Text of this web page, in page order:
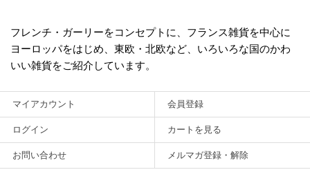
フレンチ・ガーリーをコンセプトに、フランス雑貨を中心に
ヨーロッパをはじめ、東欧・北欧など、いろいろな国のかわ
いい雑貨をご紹介しています。
マイアカウント 会員登録
ログイン カートを見る
お問い合わせ メルマガ登録・解除